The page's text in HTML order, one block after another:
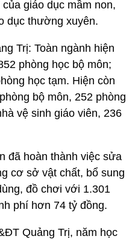
giáo dục mầm non,
dục thường xuyên.
Trị: Toàn ngành hiện
phòng học bộ môn;
học tạm. Hiện còn
bộ môn, 252 phòng
vệ sinh giáo viên, 236
đã hoàn thành việc sửa
cơ sở vật chất, bổ sung
đồ chơi với 1.301
phí hơn 74 tỷ đồng.
Quảng Trị, năm học